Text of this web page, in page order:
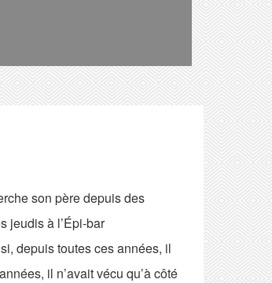
son père depuis des
jeudis à l’Épi-bar
depuis toutes ces années, il
il n’avait vécu qu’à côté